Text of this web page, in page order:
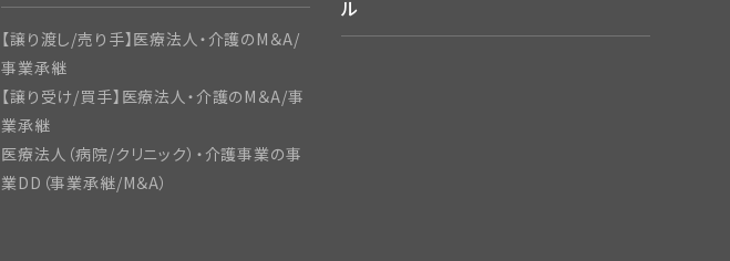
【譲り渡し/売り手】医療法人・介護のM＆A/
事業承継
【譲り受け/買手】医療法人・介護のM＆A/事
業承継
医療法人（病院/クリニック）・介護事業の事
業DD（事業承継/M＆A）
ル